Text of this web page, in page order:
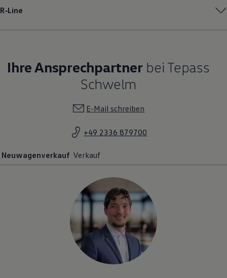
R‑Line
Ihre Ansprechpartnerbei Tepass
Schwelm
E-Mail schreiben
+49 2336 879700
Neuwagenverkauf Verkauf